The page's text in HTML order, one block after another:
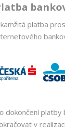
platba
dokončení
v